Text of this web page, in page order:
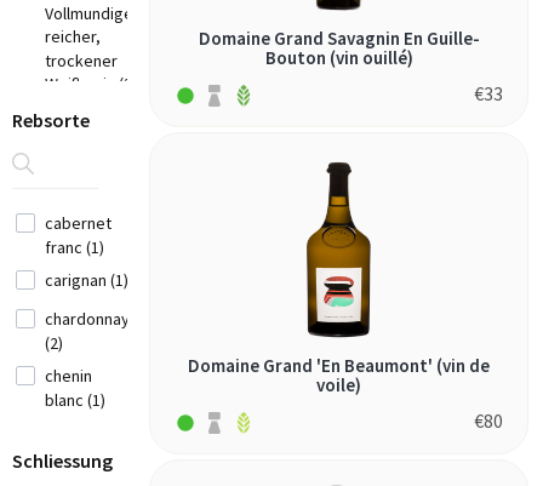
Deutschland
(9)
Georgia
Iran (2)
(42)
Japan
(3)
Kroatien (3)
(4)
Vollmundiger,
reicher,
trockener
Weißwein (3)
Eleganter
feiner
Rotwein (2)
Vollmundiger
Rotwein (3)
Rebsorte
cabernet
franc (1)
carignan (1)
chardonnay
(2)
chenin
blanc (1)
(2)
Schliessung
Domaine Grand Savagnin En Guille-
Bouton (vin ouillé)
€33
Domaine Grand 'En Beaumont' (vin de
voile)
€80